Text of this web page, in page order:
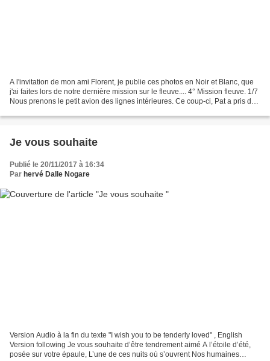
A l'invitation de mon ami Florent, je publie ces photos en Noir et Blanc, que
j'ai faites lors de notre dernière mission sur le fleuve.... 4° Mission fleuve. 1/7
Nous prenons le petit avion des lignes intérieures. Ce coup-ci, Pat a pris du
Je vous souhaite
Publié le 20/11/2017 à 16:34
Par hervé Dalle Nogare
Version Audio à la fin du texte "I wish you to be tenderly loved" , English
Version following Je vous souhaite d’être tendrement aimé A l’étoile d’été,
posée sur votre épaule, L’une de ces nuits où s’ouvrent Nos humaines